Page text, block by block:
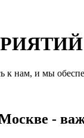
к нам, и мы
-